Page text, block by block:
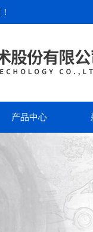
！
产品中心